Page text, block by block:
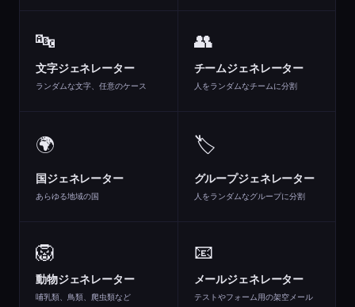
🔤
文字ジェネレーター
ランダムな文字、任意のケース
👥
チームジェネレーター
人をランダムなチームに分割
🌍
国ジェネレーター
あらゆる地域の国
🏷️
グループジェネレーター
人をランダムなグループに分割
🦁
動物ジェネレーター
哺乳類、鳥類、爬虫類など
📧
メールジェネレーター
テストやフォーム用の架空メール